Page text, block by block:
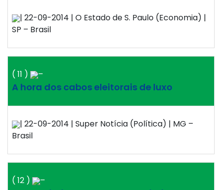
| 22-09-2014 | O Estado de S. Paulo (Economia) |
SP – Brasil
( 11 ) –
A hora dos cabos eleitorais de luxo
| 22-09-2014 | Super Notícia (Política) | MG –
Brasil
( 12 ) –